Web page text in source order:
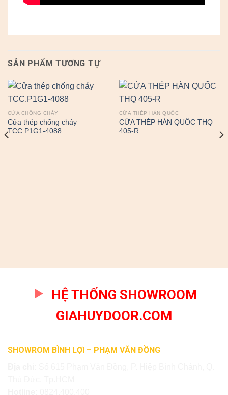
SẢN PHẨM TƯƠNG TỰ
CỬA CHỐNG CHÁY
Cửa thép chống cháy
TCC.P1G1-4088
CỬA THÉP HÀN QUỐC
CỬA THÉP HÀN QUỐC THQ
405-R
HỆ THỐNG SHOWROOM
GIAHUYDOOR.COM
SHOWROM BÌNH LỢI – PHẠM VĂN ĐỒNG